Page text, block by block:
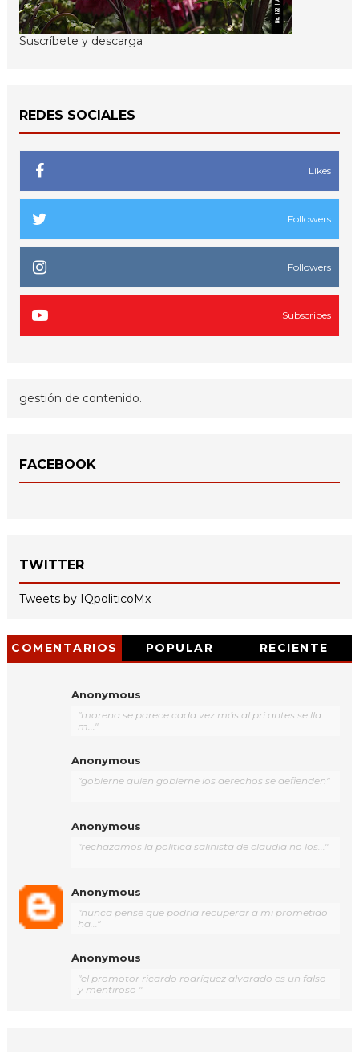
Suscríbete y descarga
REDES SOCIALES
Likes
Followers
Followers
Subscribes
gestión de contenido.
FACEBOOK
TWITTER
Tweets by IQpoliticoMx
COMENTARIOS POPULAR RECIENTE
Anonymous
"morena se parece cada vez más al pri antes se lla
m..."
Anonymous
"gobierne quien gobierne los derechos se defienden"
Anonymous
"rechazamos la política salinista de claudia no los..."
Anonymous
"nunca pensé que podría recuperar a mi prometido
ha..."
Anonymous
"el promotor ricardo rodríguez alvarado es un falso
y mentiroso "